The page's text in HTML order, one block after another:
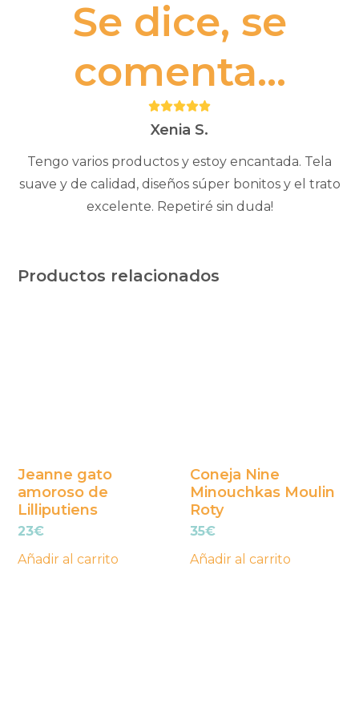
Se dice, se
comenta...
Puntuación:
5Xenia S.
Tengo varios productos y estoy encantada. Tela
suave y de calidad, diseños súper bonitos y el trato
excelente. Repetiré sin duda!
Productos relacionados
Jeanne gato
amoroso de
Lilliputiens
23€
Añadir al carrito
Coneja Nine
Minouchkas Moulin
Roty
35€
Añadir al carrito